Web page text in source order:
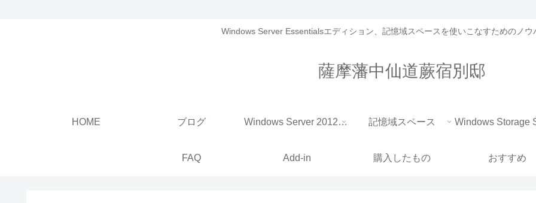
Windows Server Essentialsエディション、記憶域スペースを使いこなすためのノウ
薩摩藩中仙道蕨宿別邸
HOME ブログ Windows Server 2012 Essentials 記憶域スペース
FAQ Add-in 購入したもの おすすめ